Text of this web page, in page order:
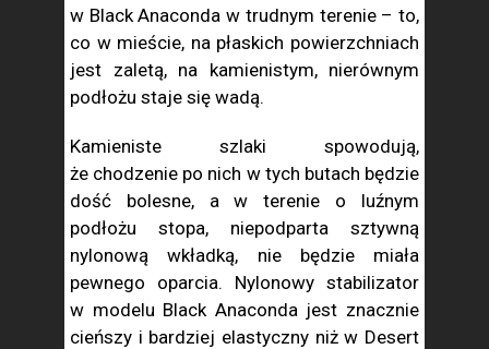
w Black Anaconda w trudnym terenie – to,
co w mieście, na płaskich powierzchniach
jest zaletą, na kamienistym, nierównym
podłożu staje się wadą.
Kamieniste szlaki spowodują,
że chodzenie po nich w tych butach będzie
dość bolesne, a w terenie o luźnym
podłożu stopa, niepodparta sztywną
nylonową wkładką, nie będzie miała
pewnego oparcia. Nylonowy stabilizator
w modelu Black Anaconda jest znacznie
cieńszy i bardziej elastyczny niż w Desert